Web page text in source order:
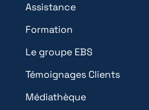
Assistance
Formation
Le groupe EBS
Témoignages Clients
Médiathèque